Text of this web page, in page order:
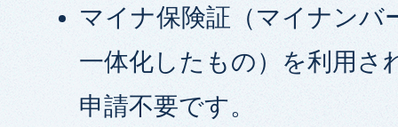
マイナ保険証（マイナンバ
一体化したもの）を利用さ
申請不要です。